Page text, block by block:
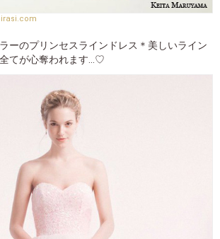
ーのプリンセスラインドレス＊美しいライン
てが心奪われます…♡